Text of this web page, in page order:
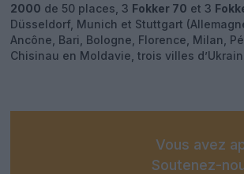
2000 de 50 places, 3 Fokker 70 et 3
Düsseldorf, Munich et Stuttgart
Ancône, Bari, Bologne, Florence, Milan,
Chisinau en Moldavie, trois villes
Vous avez
Soutenez-